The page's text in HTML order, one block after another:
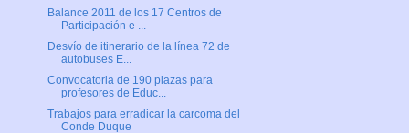
Balance 2011 de los 17 Centros de
Participación e ...
Desvío de itinerario de la línea 72 de
autobuses E...
Convocatoria de 190 plazas para
profesores de Educ...
Trabajos para erradicar la carcoma del
Conde Duque